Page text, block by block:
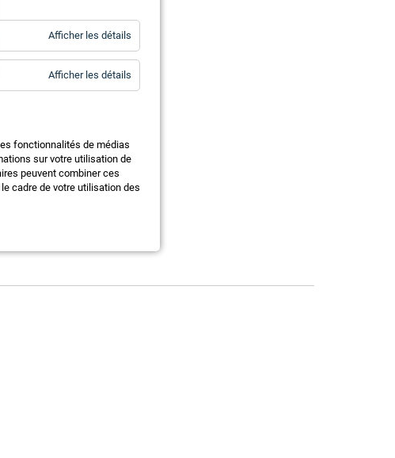
Afficher les détails
Afficher les détails
fonctionnalités de médias
sur votre utilisation de
peuvent combiner ces
cadre de votre utilisation des